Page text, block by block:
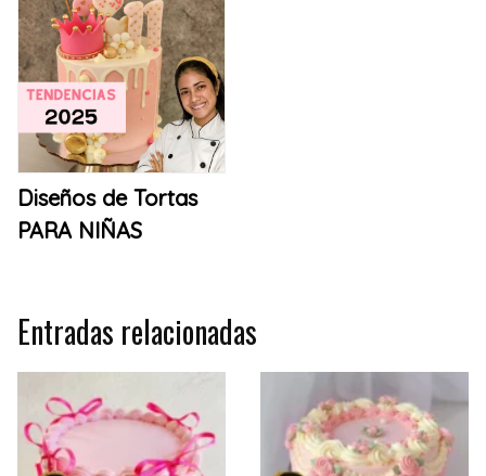
Diseños de Tortas
PARA NIÑAS
Entradas relacionadas